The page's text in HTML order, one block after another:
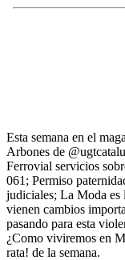
Esta semana en el
Arbones de
Ferrovial servicios
061; Permiso
judiciales; La Moda es
vienen cambios
pasando para esta
¿Como viviremos en
rata! de la semana.